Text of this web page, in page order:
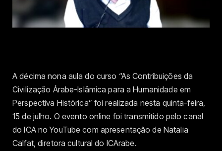
A décima nona aula do curso “As Contribuições da
Civilização Árabe-Islâmica para a Humanidade em
Perspectiva Histórica” foi realizada nesta quinta-feira,
15 de julho. O evento online foi transmitido pelo canal
do ICA no YouTube com apresentação de Natalia
Calfat, diretora cultural do ICArabe.